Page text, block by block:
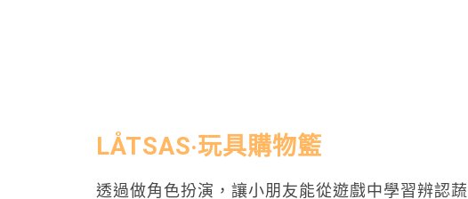
LÅTSAS‧玩具購物籃
透過做角色扮演，讓小朋友能從遊戲中學習辨認